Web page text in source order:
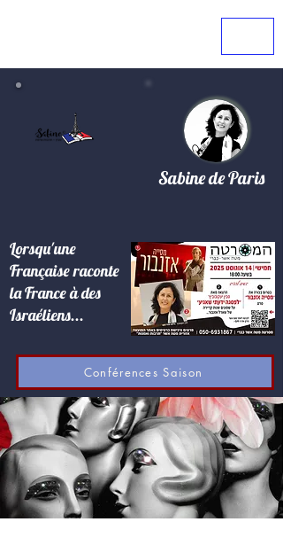
Sabine de Paris
Lorsqu'une
Française raconte
la France à des
Israéliens...
Conférences Saison